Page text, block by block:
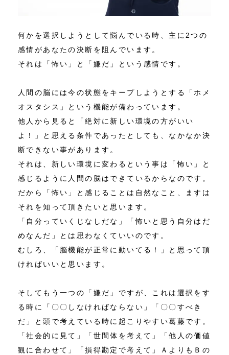
何かを選択しようとして悩んでいる時、主に2つの
感情があなたの決断を阻んでいます。
それは「怖い」と「嫌だ」という感情です。
人間の脳には今の状態をキープしようとする「ホメ
オスタシス」という機能が備わっています。
他人から見ると「絶対に新しい環境の方がいい
よ！」と思える条件であったとしても、なかなか決
断できない事があります。
それは、新しい環境に変わるという事は「怖い」と
感じるように人間の脳はできているからなのです。
だから「怖い」と感じることは自然なこと、ますは
それを知って頂きたいと思います。
「自分っていくじなしだな」「怖いと思う自分はだ
めなんだ」とは思わなくていいのです。
むしろ、「脳機能が正常に動いてる！」と思って頂
ければいいと思います。
そしてもう一つの「嫌だ」ですが、これは選択をす
る時に「〇〇しなければならない」「〇〇すべき
だ」と頭で考えている時に起こりやすい葛藤です。
「社会的に見て」「世間体を考えて」「他人の価値
観に合わせて」「損得勘定で考えて」ＡよりもＢの